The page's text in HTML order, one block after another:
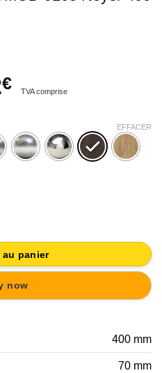
€Le
actuel
est :
TVA comprise
EFFACER
EN BOIS 4 CROCHETS
panier
now
400 mm
70 mm